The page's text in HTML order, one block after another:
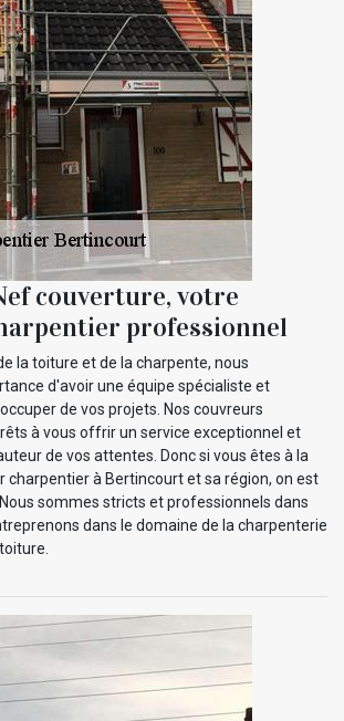
couverture, votre
professionnel
la toiture et de la charpente, nous
d'avoir une équipe spécialiste et
de vos projets. Nos couvreurs
à vous offrir un service exceptionnel et
de vos attentes. Donc si vous êtes à la
charpentier à Bertincourt et sa région, on est
sommes stricts et professionnels dans
dans le domaine de la charpenterie